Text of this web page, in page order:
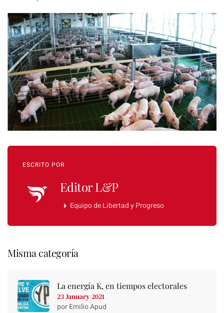
ESCRITO POR
Editor L&P
Equipo de Libertad y Progreso
Misma categoría
La energía K, en tiempos electorales
23 January 2021
por Emilio Apud